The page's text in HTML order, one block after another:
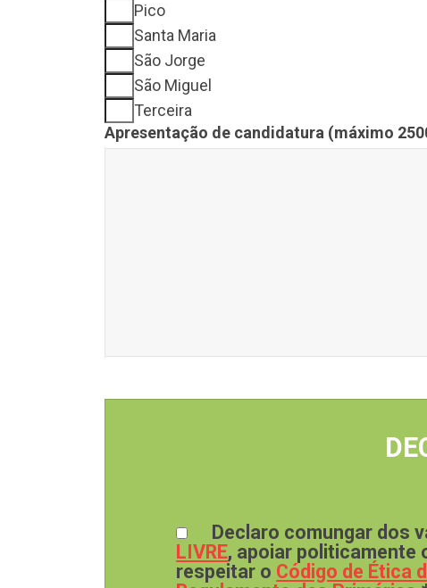
Pico
Santa Maria
São Jorge
São Miguel
Terceira
Apresentação de candidatura (máximo
Declaro comungar dos
LIVRE, apoiar politicamente
respeitar o Código de Ética